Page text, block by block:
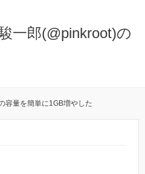
一郎(@pinkroot)の
容量を簡単に1GB増やした